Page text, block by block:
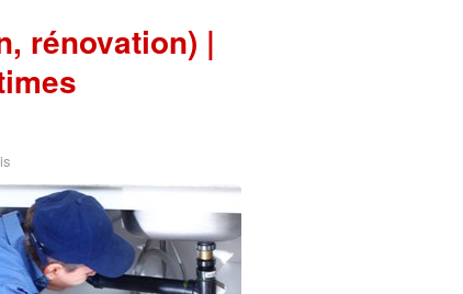
rénovation) |